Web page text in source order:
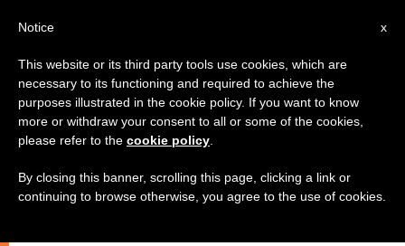
x
Notice
This website or its third party tools use cookies, which are
necessary to its functioning and required to achieve the
purposes illustrated in the cookie policy. If you want to know
more or withdraw your consent to all or some of the cookies,
please refer to the cookie policy
By closing this banner, scrolling this page, clicking a link or
continuing to browse otherwise, you agree to the use of cookies.